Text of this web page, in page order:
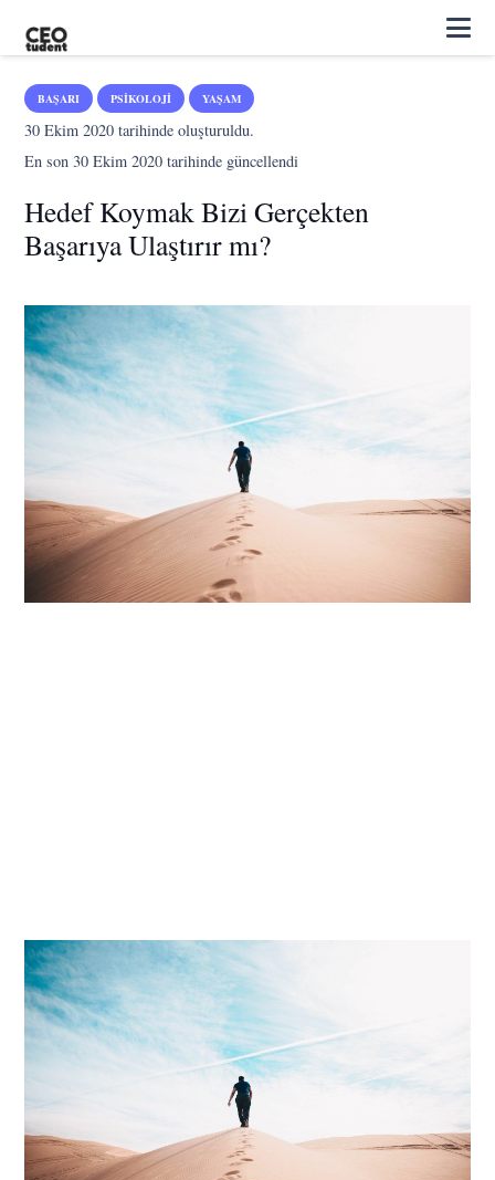
BAŞARI PSIKOLOJI YAŞAM
30 Ekim 2020 tarihinde oluşturuldu.
En son30 Ekim 2020 tarihinde güncellendi
Hedef Koymak Bizi Gerçekten
Başarıya Ulaştırır mı?